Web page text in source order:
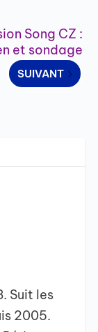
Song CZ :
et sondage
SUIVANT
Suit les
2005.